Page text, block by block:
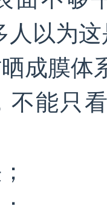
人以为
成膜体
不能只